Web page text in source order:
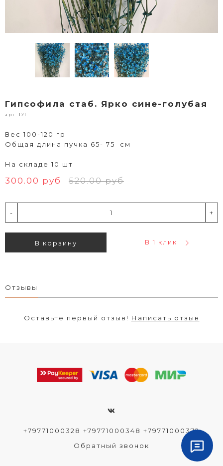
Гипсофила стаб. Ярко сине-голубая
арт. 121
Вес 100-120 гр
Общая длина пучка 65- 75 см
На складе 10 шт
300.00 руб 520.00 руб
- +
В корзину В 1 клик
Отзывы
Оставьте первый отзыв! Написать отзыв
+79771000328 +79771000348 +79771000372
Обратный звонок